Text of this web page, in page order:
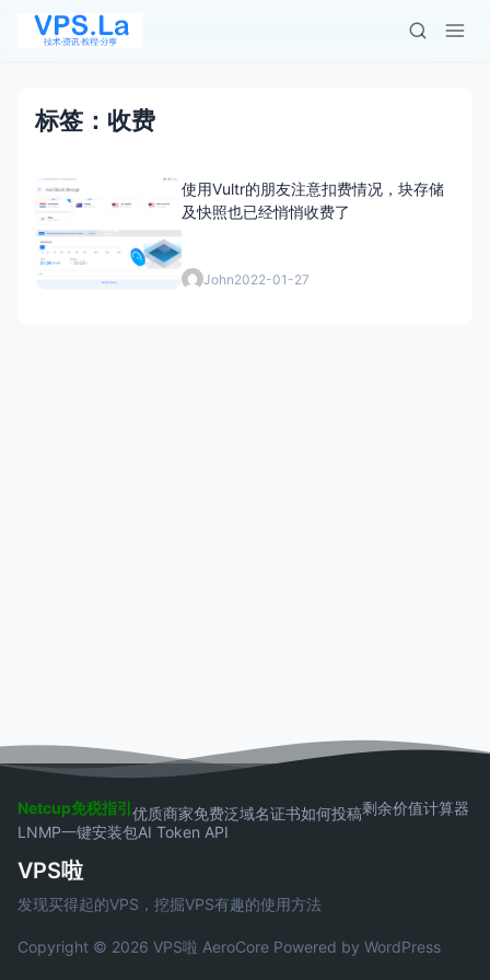
标签：收费
使用Vultr的朋友注意扣费情况，块存储
及快照也已经悄悄收费了
John2022-01-27
Netcup免税指引优质商家免费泛域名证书如何投稿剩余价值计算器
LNMP一键安装包AI Token API
VPS啦
发现买得起的VPS，挖掘VPS有趣的使用方法
Copyright © 2026 VPS啦 AeroCore Powered by WordPress